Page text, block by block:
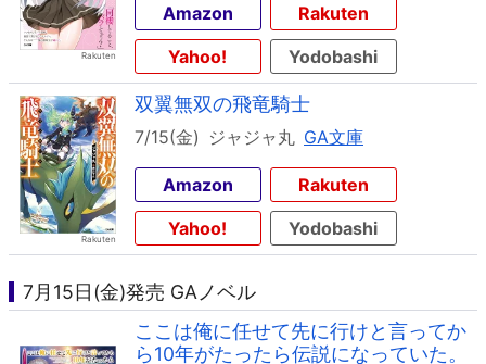
Amazon
Rakuten
Yahoo!
Yodobashi
双翼無双の飛竜騎士
7/15(金) ジャジャ丸 GA文庫
Amazon
Rakuten
Yahoo!
Yodobashi
7月15日(金)発売 GAノベル
ここは俺に任せて先に行けと言ってか
ら10年がたったら伝説になっていた。